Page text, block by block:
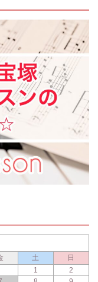
土
日
1
2